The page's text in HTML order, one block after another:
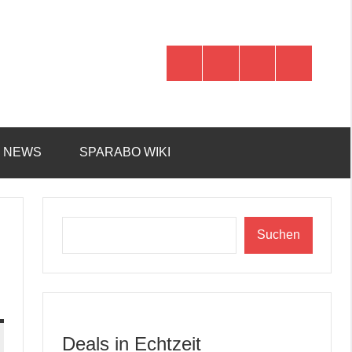
NEWS SPARABO WIKI
Suchen
Deals in Echtzeit